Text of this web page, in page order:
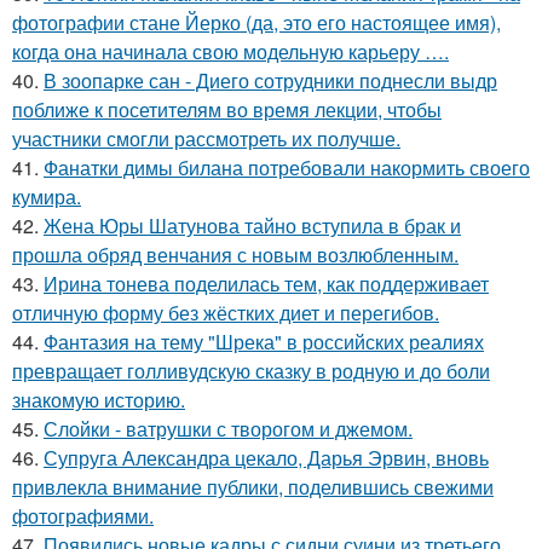
фотографии стане Йерко (да, это его настоящее имя),
когда она начинала свою модельную карьеру ….
40. В зоопарке сан - Диего сотрудники поднесли выдр
поближе к посетителям во время лекции, чтобы
участники смогли рассмотреть их получше.
41. Фанатки димы билана потребовали накормить своего
кумира.
42. Жена Юры Шатунова тайно вступила в брак и
прошла обряд венчания с новым возлюбленным.
43. Ирина тонева поделилась тем, как поддерживает
отличную форму без жёстких диет и перегибов.
44. Фантазия на тему "Шрека" в российских реалиях
превращает голливудскую сказку в родную и до боли
знакомую историю.
45. Слойки - ватрушки с творогом и джемом.
46. Супруга Александра цекало, Дарья Эрвин, вновь
привлекла внимание публики, поделившись свежими
фотографиями.